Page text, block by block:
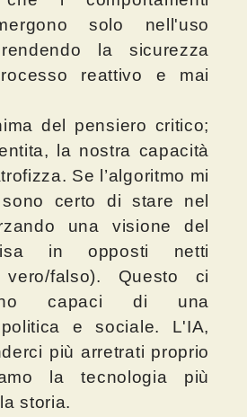
solo nell'uso
la sicurezza
reattivo e mai
del pensiero critico;
la nostra capacità
Se l’algoritmo mi
certo di stare nel
una visione del
in opposti netti
vero/falso). Questo ci
capaci di una
e sociale. L'IA,
più arretrati proprio
la tecnologia più
storia.